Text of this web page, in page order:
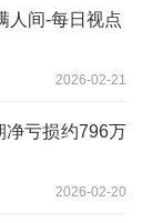
人间-每日视点
2026-02-21
净亏损约796万
2026-02-20